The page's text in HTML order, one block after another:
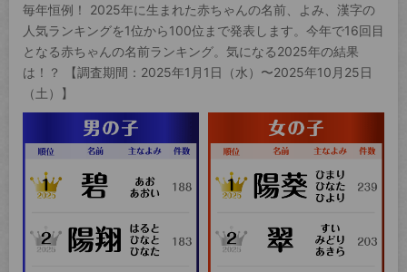
毎年恒例！ 2025年に生まれた赤ちゃんの名前、よみ、漢字の
人気ランキングを1位から100位まで発表します。今年で16回目
となる赤ちゃんの名前ランキング。気になる2025年の結果
は！？ 【調査期間：2025年1月1日（水）〜2025年10月25日
（土）】